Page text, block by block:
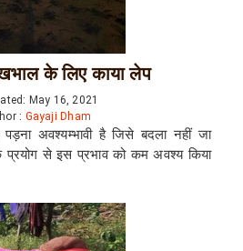
के लिए काया लेप
May 16, 2021
: Gayaji Dham
अवश्यम्भावी है जिसे बदला नहीं जा
से इस प्रभाव को कम अवश्य किया